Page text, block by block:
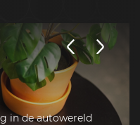
in de autowereld